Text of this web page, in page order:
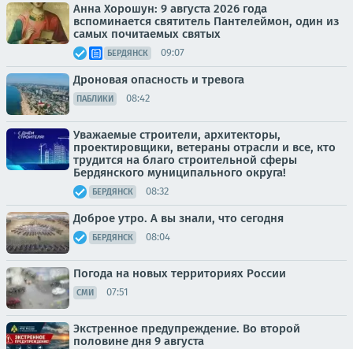
Анна Хорошун: 9 августа 2026 года
вспоминается святитель Пантелеймон, один из
самых почитаемых святых
БЕРДЯНСК 09:07
Дроновая опасность и тревога
ПАБЛИКИ 08:42
Уважаемые строители, архитекторы,
проектировщики, ветераны отрасли и все, кто
трудится на благо строительной сферы
Бердянского муниципального округа!
БЕРДЯНСК 08:32
Доброе утро. А вы знали, что сегодня
БЕРДЯНСК 08:04
Погода на новых территориях России
СМИ 07:51
Экстренное предупреждение. Во второй
половине дня 9 августа